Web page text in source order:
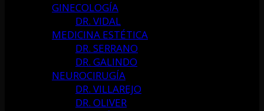
GINECOLOGÍA
DR. VIDAL
MEDICINA ESTÉTICA
DR. SERRANO
DR. GALINDO
NEUROCIRUGÍA
DR. VILLAREJO
DR. OLIVER